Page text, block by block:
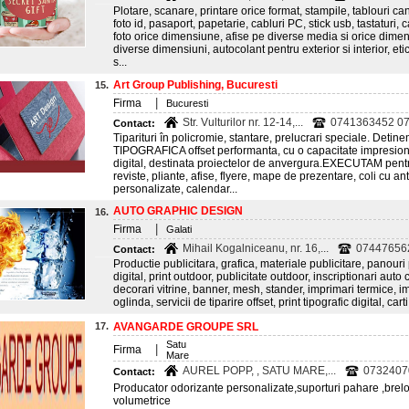
Plotare, scanare, printare orice format, stampile, tablouri
foto id, pasaport, papetarie, cabluri PC, stick usb, tastaturi,
foto orice dimensiune, afise pe diverse media si orice
diverse dimensiuni, autocolant pentru exterior si interior,
s...
15. Art Group Publishing, Bucuresti
Firma
Bucuresti
Contact:
Str. Vulturilor nr. 12-14,...
0741363452
Tiparituri în policromie, stantare, prelucrari speciale.
TIPOGRAFICA offset performanta, cu o capacitate
digital, destinata proiectelor de anvergura.EXECUTAM
reviste, pliante, afise, flyere, mape de prezentare, coli cu
personalizate, calendar...
16. AUTO GRAPHIC DESIGN
Firma
Galati
Contact:
Mihail Kogalniceanu, nr. 16,...
Productie publicitara, grafica, materiale publicitare,
digital, print outdoor, publicitate outdoor, inscriptionari auto
decorari vitrine, banner, mesh, stander, imprimari termice,
oglinda, servicii de tiparire offset, print tipografic digital,
17. AVANGARDE GROUPE SRL
Firma
Satu
Mare
Contact:
AUREL POPP, , SATU MARE,...
Producator odorizante personalizate,suporturi pahare
volumetrice